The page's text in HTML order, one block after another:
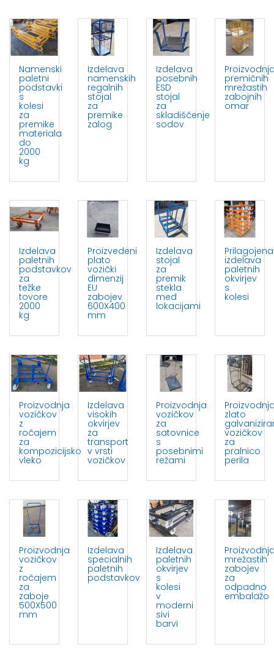
Namenski
paletni
podstavki
s
kolesi
za
premike
materiala
do
2000
kg
Izdelava
namenskih
regalnih
stojal
za
premike
zalog
Izdelava
posebnih
ESD
stojal
za
skladiščenje
sodov
premičnih
mrežastih
zabojnih
omar
Izdelava
paletnih
podstavkov
za
težke
tovore
2000
kg
Proizvedeni
plato
vozički
dimenzij
EU
zabojev
600X400
mm
Izdelava
stojal
za
premik
stekla
med
lokacijami
Prilagojena
izdelava
paletnih
okvirjev
s
kolesi
Proizvodnja
vozičkov
z
ročajem
za
kompozicijsko
vleko
Izdelava
visokih
okvirjev
za
transport
v vrsti
vozičkov
Proizvodnja
vozičkov
za
satovnice
s
posebnimi
režami
zlato
vozičkov
za
pralnico
perila
Proizvodnja
vozičkov
z
ročajem
za
zaboje
500X500
mm
Izdelava
specialnih
paletnih
podstavkov
Izdelava
paletnih
okvirjev
s
kolesi
v
moderni
sivi
barvi
mrežastih
zabojev
za
odpadno
embalažo